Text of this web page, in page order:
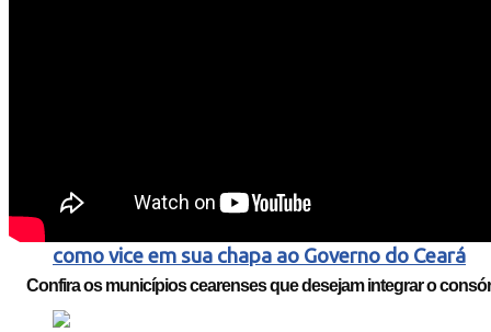
Elmano de Freitas oficializa Gabriella Aguiar
como vice em sua chapa ao Governo do Ceará
Confira os municípios cearenses que desejam integrar o